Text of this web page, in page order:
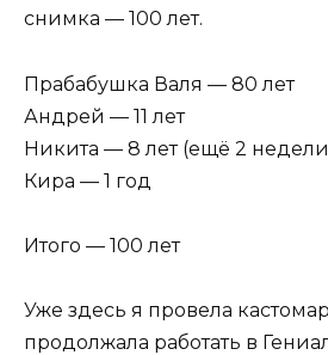
снимка — 100 лет.
Прабабушка Валя — 80 лет
Андрей — 11 лет
Никита — 8 лет (ещё 2
Кира — 1 год
Итого — 100 лет
Уже здесь я провела
продолжала работать в